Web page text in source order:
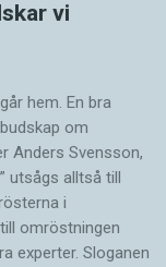
vi
hem. En bra
om
Anders Svensson,
utsågs alltså till
i
omröstningen
experter. Sloganen